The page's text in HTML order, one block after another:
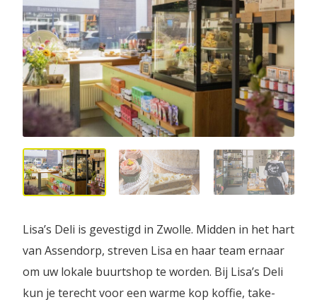
Lisa’s Deli is gevestigd in Zwolle. Midden in het hart
van Assendorp, streven Lisa en haar team ernaar
om uw lokale buurtshop te worden. Bij Lisa’s Deli
kun je terecht voor een warme kop koffie, take-